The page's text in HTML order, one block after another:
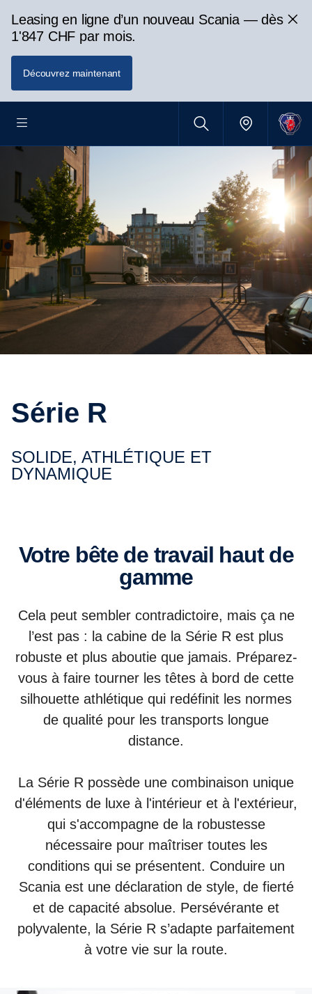
Leasing en ligne d’un nouveau Scania — dès
1'847 CHF par mois.
Découvrez maintenant
Série R
SOLIDE, ATHLÉTIQUE ET
DYNAMIQUE
Votre bête de travail haut de
gamme
Cela peut sembler contradictoire, mais ça ne
l’est pas : la cabine de la Série R est plus
robuste et plus aboutie que jamais. Préparez-
vous à faire tourner les têtes à bord de cette
silhouette athlétique qui redéfinit les normes
de qualité pour les transports longue
distance.
La Série R possède une combinaison unique
d'éléments de luxe à l'intérieur et à l'extérieur,
qui s'accompagne de la robustesse
nécessaire pour maîtriser toutes les
conditions qui se présentent. Conduire un
Scania est une déclaration de style, de fierté
et de capacité absolue. Persévérante et
polyvalente, la Série R s’adapte parfaitement
à votre vie sur la route.